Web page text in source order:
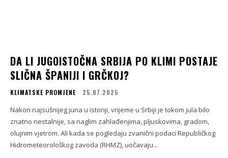
DA LI JUGOISTOČNA SRBIJA PO KLIMI POSTAJE
SLIČNA ŠPANIJI I GRČKOJ?
KLIMATSKE PROMJENE 25.07.2025
Nakon najsušnijeg juna u istoriji, vrijeme u Srbiji je tokom jula bilo
znatno nestalnije, sa naglim zahlađenjima, pljuskovima, gradom,
olujnim vjetrom. Ali kada se pogledaju zvanični podaci Republičkog
Hidrometeorološkog zavoda (RHMZ), uočavaju...